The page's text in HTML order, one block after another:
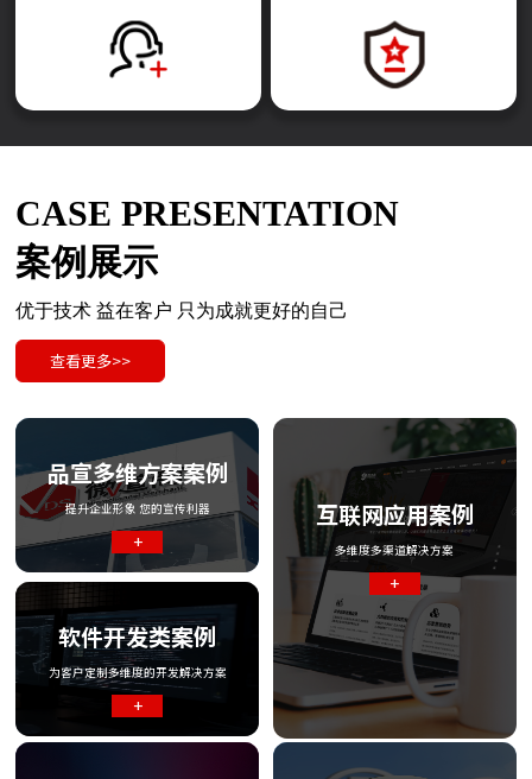
CASE PRESENTATION
案例展示
优于技术 益在客户 只为成就更好的自己
查看更多>>
品宣多维方案案例
提升企业形象 您的宣传利器
+
软件开发类案例
为客户定制多维度的开发解决方案
+
互联网应用案例
多维度多渠道解决方案
+